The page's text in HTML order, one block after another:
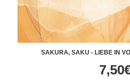
SAKURA, SAKU - LIEBE IN